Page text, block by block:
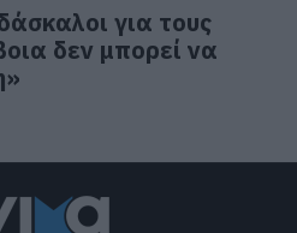
για τους
δεν μπορεί να